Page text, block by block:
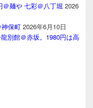
＠麺や 七彩＠八丁堀 2026
保町 2026年6月10日
別館＠赤坂。1980円は高